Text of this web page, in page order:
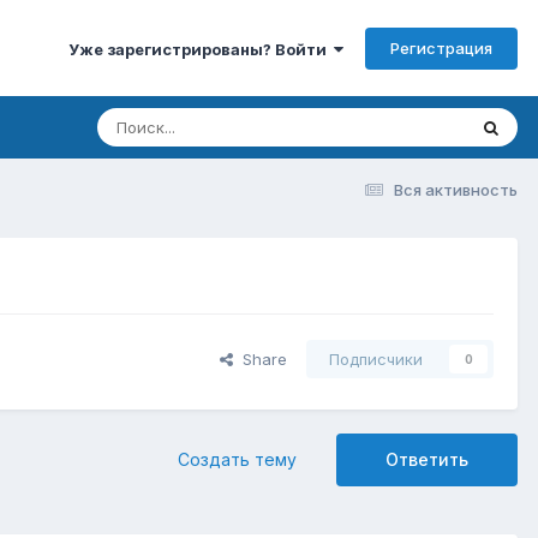
Уже зарегистрированы? Войти Регистрация
Вся активность
Share Подписчики 0
Ответить
Создать тему